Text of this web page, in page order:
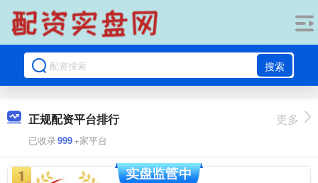
搜索
正规配资平台排行
已收录999+家平台
更多